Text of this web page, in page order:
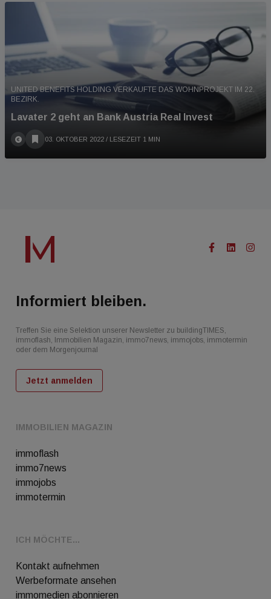
UNITED BENEFITS HOLDING VERKAUFTE DAS WOHNPROJEKT IM 22.
BEZIRK.
Lavater 2 geht an Bank Austria Real Invest
03. OKTOBER 2022 / LESEZEIT 1 MIN
IMMOBILIEN MAGAZIN
immoflash
immo7news
immojobs
immotermin
ICH MÖCHTE...
Kontakt aufnehmen
Werbeformate ansehen
immomedien abonnieren
Informiert bleiben.
Treffen Sie eine Selektion unserer Newsletter zu buildingTIMES,
immoflash, Immobilien Magazin, immo7news, immojobs, immotermin
oder dem Morgenjournal
Jetzt anmelden